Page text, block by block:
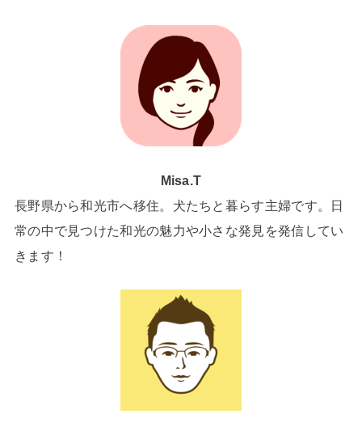
Misa.T
長野県から和光市へ移住。犬たちと暮らす主婦です。日
常の中で見つけた和光の魅力や小さな発見を発信してい
きます！